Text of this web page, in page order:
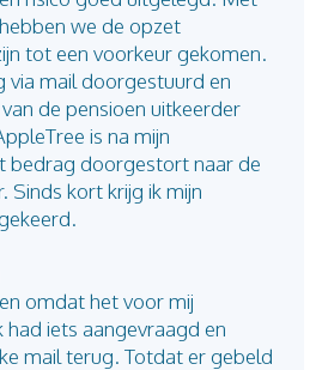
we de opzet
tot een voorkeur gekomen.
via mail doorgestuurd en
de pensioen uitkeerder
is na mijn
bedrag doorgestort naar de
Sinds kort krijg ik mijn
omdat het voor mij
iets aangevraagd en
mail terug. Totdat er gebeld